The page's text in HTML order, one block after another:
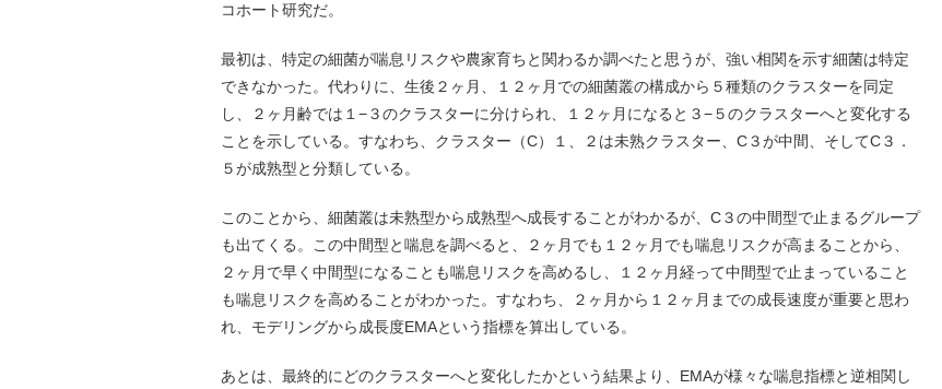
コホート研究だ。
最初は、特定の細菌が喘息リスクや農家育ちと関わるか調べたと思うが、強い相関を示す細菌は特定
できなかった。代わりに、生後２ヶ月、１２ヶ月での細菌叢の構成から５種類のクラスターを同定
し、２ヶ月齢では１−３のクラスターに分けられ、１２ヶ月になると３−５のクラスターへと変化する
ことを示している。すなわち、クラスター（C）１、２は未熟クラスター、C３が中間、そしてC３．
５が成熟型と分類している。
このことから、細菌叢は未熟型から成熟型へ成長することがわかるが、C３の中間型で止まるグループ
も出てくる。この中間型と喘息を調べると、２ヶ月でも１２ヶ月でも喘息リスクが高まることから、
２ヶ月で早く中間型になることも喘息リスクを高めるし、１２ヶ月経って中間型で止まっていること
も喘息リスクを高めることがわかった。すなわち、２ヶ月から１２ヶ月までの成長速度が重要と思わ
れ、モデリングから成長度EMAという指標を算出している。
あとは、最終的にどのクラスターへと変化したかという結果より、EMAが様々な喘息指標と逆相関し